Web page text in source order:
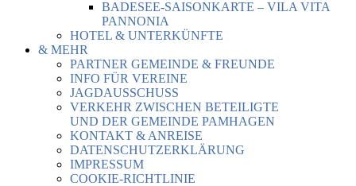
BADESEE-SAISONKARTE – VILA VITA
PANNONIA
HOTEL & UNTERKÜNFTE
& MEHR
PARTNER GEMEINDE & FREUNDE
INFO FÜR VEREINE
JAGDAUSSCHUSS
VERKEHR ZWISCHEN BETEILIGTE
UND DER GEMEINDE PAMHAGEN
KONTAKT & ANREISE
DATENSCHUTZERKLÄRUNG
IMPRESSUM
COOKIE-RICHTLINIE